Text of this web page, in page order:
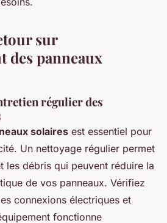
sur
des panneaux
régulier des
solaires est essentiel pour
Un nettoyage régulier permet
les débris qui peuvent réduire la
de vos panneaux. Vérifiez
connexions électriques et
fonctionne